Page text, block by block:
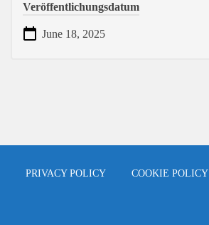
Veröffentlichungsdatum
June 18, 2025
PRIVACY POLICY COOKIE POLICY